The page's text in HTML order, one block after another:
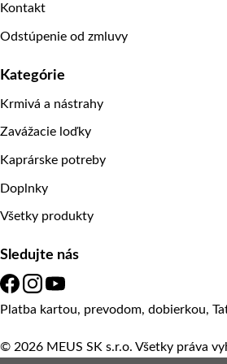
Kontakt
Odstúpenie od zmluvy
Kategórie
Krmivá a nástrahy
Zavážacie loďky
Kaprárske potreby
Doplnky
Všetky produkty
Sledujte nás
Platba kartou, prevodom, dobierkou,
© 2026 MEUS SK s.r.o. Všetky práva